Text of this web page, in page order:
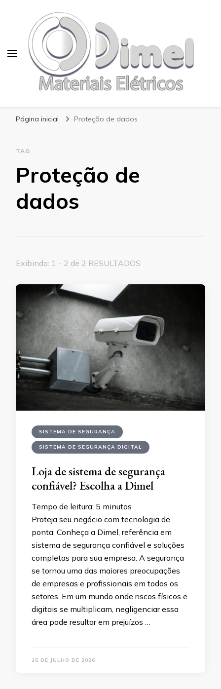
Página inicial Proteção de dados
TAG
Proteção de
dados
Exibindo: 1 - 2 de 2 RESULTADOS
SISTEMA DE SEGURANÇA
SISTEMA DE SEGURANÇA DIGITAL
Loja de sistema de segurança
confiável? Escolha a Dimel
Tempo de leitura: 5 minutos
Proteja seu negócio com tecnologia de
ponta. Conheça a Dimel, referência em
sistema de segurança confiável e soluções
completas para sua empresa. A segurança
se tornou uma das maiores preocupações
de empresas e profissionais em todos os
setores. Em um mundo onde riscos físicos e
digitais se multiplicam, negligenciar essa
área pode resultar em prejuízos …
15 DE JULHO DE 2026